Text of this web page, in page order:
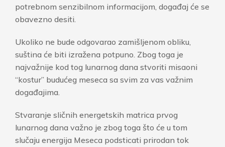
potrebnom senzibilnom informacijom, događaj će se
obavezno desiti.
Ukoliko ne bude odgovarao zamišljenom obliku,
suština će biti izražena potpuno. Zbog toga je
najvažnije kod tog lunarnog dana stvoriti misaoni
“kostur” budućeg meseca sa svim za vas važnim
događajima.
Stvaranje sličnih energetskih matrica prvog
lunarnog dana važno je zbog toga što će u tom
slučaju energija Meseca podsticati prirodan tok